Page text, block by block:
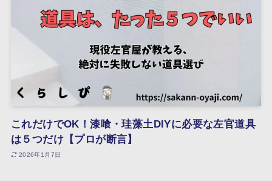
これだけでOK！漆喰・珪藻土DIYに必要な左官道具
は５つだけ【プロが断言】
2026年1月7日